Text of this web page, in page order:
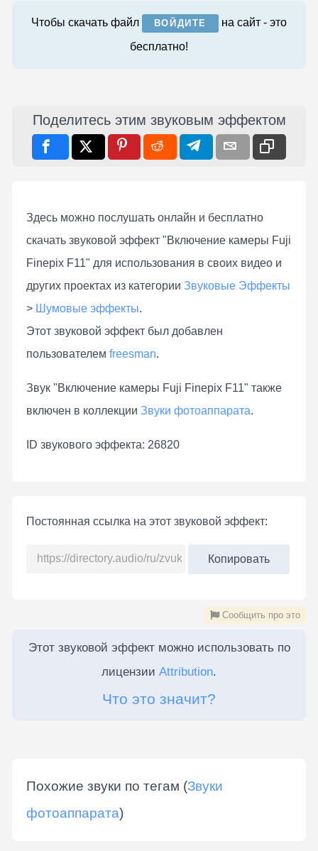
Чтобы скачать файл ВОЙДИТЕ
на сайт - это
бесплатно!
Поделитесь этим звуковым эффектом
Здесь можно послушать онлaйн и бесплатно
скачать звуковой эффект "Включение камеры Fuji
Finepix F11" для использования в своих видео и
других проектах из категории Звуковые Эффекты
> Шумовые эффекты.
Этот звуковой эффект был добавлен
пользователем freesman.
Звук "Включение камеры Fuji Finepix F11" также
включен в коллекции Звуки фотоаппарата.
ID звукового эффекта: 26820
Постоянная ссылка на этот звуковой эффект:
Копировать
Сообщить про это
Этот звуковой эффект можно использовать по
лицензии Attribution.
Что это значит?
Похожие звуки по тегам (Звуки
фотоаппарата)